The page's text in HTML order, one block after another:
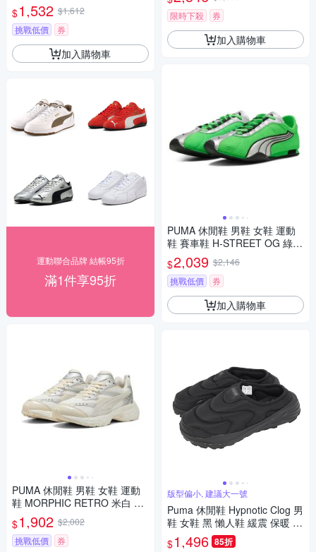
黑 40266701
$1,532 $1,612
挑戰低價
券
加入購物車
運動聯合品牌 結帳95折
滿1件享95折
PUMA 休閒鞋 男鞋 女鞋 運動
鞋 MORPHIC RETRO 米白 39
592006
$1,902 $2,002
挑戰低價
券
限時下殺
券
加入購物車
PUMA 休閒鞋 男鞋 女鞋 運動
鞋 賽車鞋 H-STREET OG 綠 4
0369201 (1472)
$2,039 $2,146
挑戰低價
券
加入購物車
版型偏小, 建議大一號
Puma 休閒鞋 Hypnotic Clog 男
鞋 女鞋 黑 懶人鞋 緩震 保暖 40
285101
$1,496 85折